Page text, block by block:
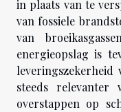
in plaats van te
van fossiele
van
energieopslag is
steeds relevanter
overstappen op